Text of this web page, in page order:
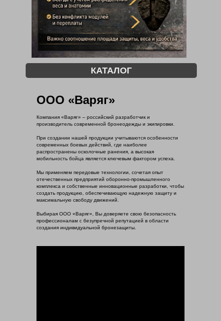
КАТАЛОГ
Компания «Варяг» – российский разработчик и
производитель современной бронеодежды и экипировки.
При создании нашей продукции учитываются особенности
современных боевых действий, где наиболее
распространены осколочные ранения, а высокая
мобильность бойца является ключевым фактором успеха.
Мы применяем передовые технологии, сочетая опыт
отечественных предприятий оборонно-промышленного
комплекса и собственные инновационные разработки, чтобы
создать продукцию, обеспечивающую надежную защиту и
максимальную свободу движений.
Выбирая ООО «Варяг», Вы доверяете свою безопасность
профессионалам с безупречной репутацией в области
создания индивидуальной бронезащиты.
ООО «Варяг»